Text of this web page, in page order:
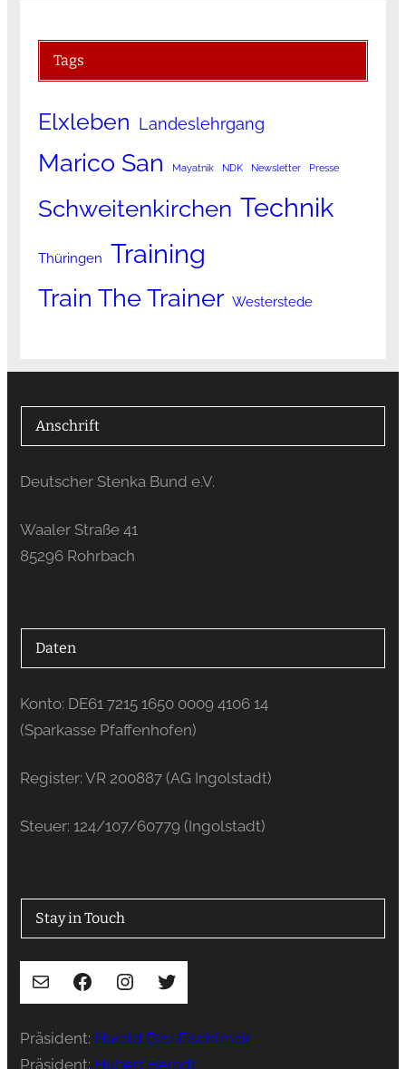
Tags
Elxleben Landeslehrgang
Marico San Mayatnik NDK Newsletter Presse
Schweitenkirchen Technik
Thüringen Training
Train The Trainer Westerstede
Anschrift
Deutscher Stenka Bund e.V.
Waaler Straße 41
85296 Rohrbach
Daten
Konto: DE61 7215 1650 0009 4106 14
(Sparkasse Pfaffenhofen)
Register: VR 200887 (AG Ingolstadt)
Steuer: 124/107/60779 (Ingolstadt)
Stay in Touch
E-Mail Facebook Instagram Twitter
Präsident: Harald Bäs-Fischlmair
Präsident: Hubert Berndt